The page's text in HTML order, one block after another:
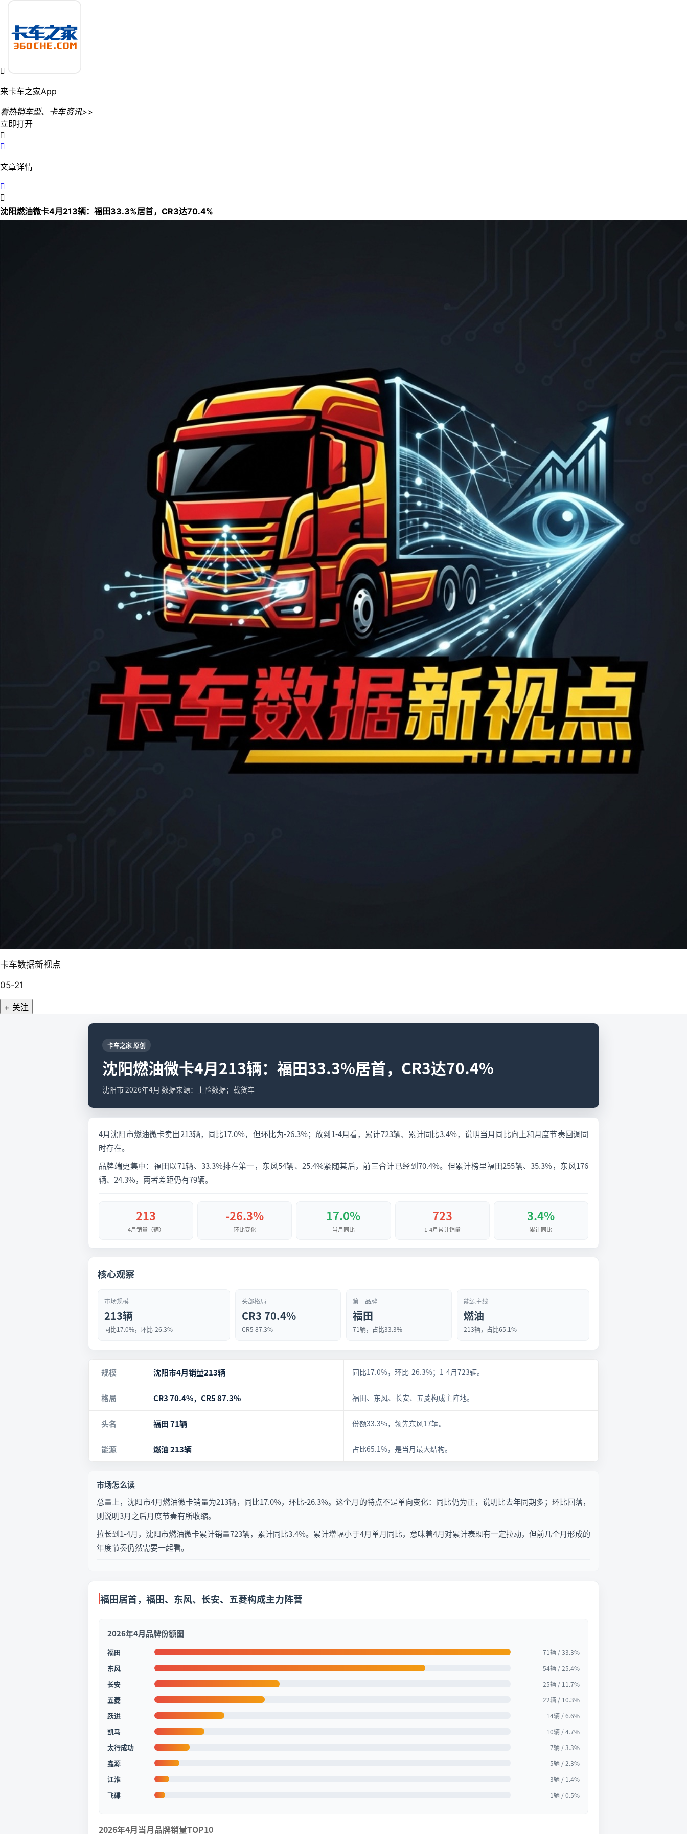

来卡车之家App
看热销车型、卡车资讯>>
立即打开


文章详情


沈阳燃油微卡4月213辆：福田33.3%居首，CR3达70.4%
卡车数据新视点
05-21
+ 关注
卡车之家 原创
沈阳燃油微卡4月213辆：福田33.3%居首，CR3达70.4%
沈阳市 2026年4月 数据来源：上险数据；载货车
4月沈阳市燃油微卡卖出213辆，同比17.0%，但环比为-26.3%；放到1-4月看，累计723辆、累计同比3.4%，说明当月同比向上和月度节奏回调同
时存在。
品牌端更集中：福田以71辆、33.3%排在第一，东风54辆、25.4%紧随其后，前三合计已经到70.4%。但累计榜里福田255辆、35.3%，东风176
辆、24.3%，两者差距仍有79辆。
213
4月销量（辆）
-26.3%
环比变化
17.0%
当月同比
723
1-4月累计销量
3.4%
累计同比
核心观察
市场规模
213辆
同比17.0%，环比-26.3%
头部格局
CR3 70.4%
CR5 87.3%
第一品牌
福田
71辆，占比33.3%
能源主线
燃油
213辆，占比65.1%
规模 沈阳市4月销量213辆 同比17.0%，环比-26.3%；1-4月723辆。
格局 CR3 70.4%，CR5 87.3% 福田、东风、长安、五菱构成主阵地。
头名 福田 71辆 份额33.3%，领先东风17辆。
能源 燃油 213辆 占比65.1%，是当月最大结构。
市场怎么读
总量上，沈阳市4月燃油微卡销量为213辆，同比17.0%，环比-26.3%。这个月的特点不是单向变化：同比仍为正，说明比去年同期多；环比回落，
则说明3月之后月度节奏有所收缩。
拉长到1-4月，沈阳市燃油微卡累计销量723辆，累计同比3.4%。累计增幅小于4月单月同比，意味着4月对累计表现有一定拉动，但前几个月形成的
年度节奏仍然需要一起看。
福田居首，福田、东风、长安、五菱构成主力阵营
2026年4月品牌份额图
福田 71辆 / 33.3%
东风 54辆 / 25.4%
长安 25辆 / 11.7%
五菱 22辆 / 10.3%
跃进 14辆 / 6.6%
凯马 10辆 / 4.7%
太行成功 7辆 / 3.3%
鑫源 5辆 / 2.3%
江淮 3辆 / 1.4%
飞碟 1辆 / 0.5%
2026年4月当月品牌销量TOP10